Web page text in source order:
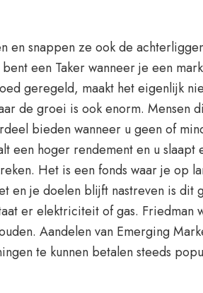
en snappen ze ook de
een Taker wanneer je een
geregeld, maakt het eigenlijk
de groei is ook enorm. Mensen
bieden wanneer u geen of
een hoger rendement en u slaapt
Het is een fonds waar je op
en je doelen blijft nastreven is dit
er elektriciteit of gas. Friedman
Aandelen van Emerging
te kunnen betalen steeds